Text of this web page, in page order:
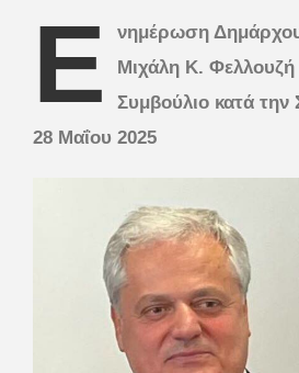
Ε
νημέρωση
Μιχάλη Κ. Φελλουζή
Συμβούλιο κατά την
28 Μαΐου 2025